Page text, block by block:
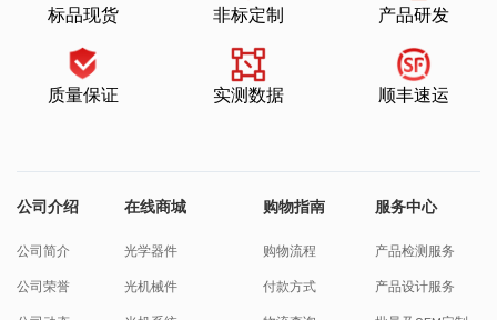
标品现货 非标定制 产品研发
质量保证 实测数据 顺丰速运
公司介绍
公司简介
公司荣誉
在线商城
光学器件
光机械件
购物指南
购物流程
付款方式
服务中心
产品检测服务
产品设计服务